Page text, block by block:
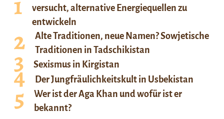
versucht, alternative Energiequellen zu
entwickeln
Alte Traditionen, neue Namen? Sowjetische
Traditionen in Tadschikistan
Sexismus in Kirgistan
Der Jungfräulichkeitskult in Usbekistan
Wer ist der Aga Khan und wofür ist er
bekannt?